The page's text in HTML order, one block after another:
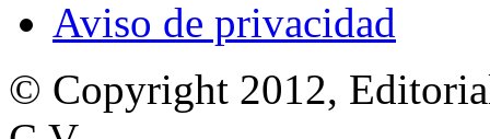
Aviso de privacidad
© Copyright 2012,